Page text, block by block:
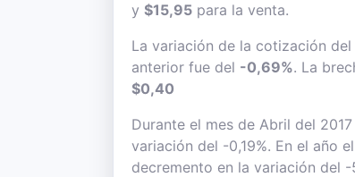
y $15,95 para la venta.
La variación de la cotización
anterior fue del -0,69%. La
$0,40
Durante el mes de Abril del
variación del -0,19%. En el año
decremento en la variación del -